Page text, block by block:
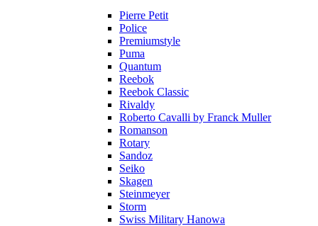
Pierre Petit
Police
Premiumstyle
Puma
Quantum
Reebok
Reebok Classic
Rivaldy
Roberto Cavalli by Franck Muller
Romanson
Rotary
Sandoz
Seiko
Skagen
Steinmeyer
Storm
Swiss Military Hanowa